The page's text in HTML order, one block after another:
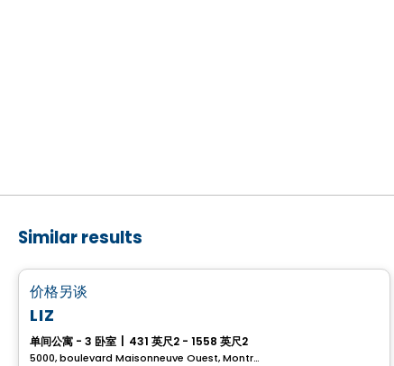
Similar results
价格另谈
LIZ
单间公寓 - 3 卧室 431 英尺2 - 1558 英尺2
5000, boulevard Maisonneuve Ouest, Montreal, QC